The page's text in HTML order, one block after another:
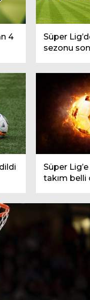
4
Süper
sezonu
Süper
takım belli